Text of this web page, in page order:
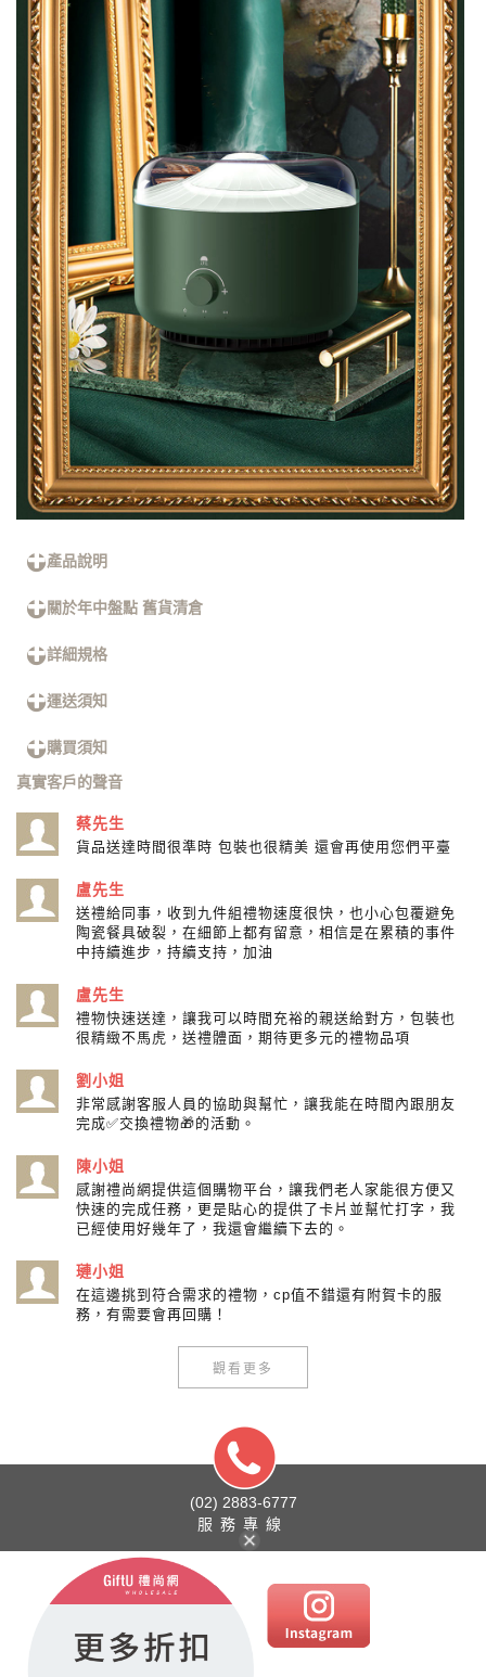
產品說明
關於年中盤點 舊貨清倉
詳細規格
運送須知
購買須知
真實客戶的聲音
蔡先生
貨品送達時間很準時 包裝也很精美 還會再使用您們平臺
盧先生
送禮給同事，收到九件組禮物速度很快，也小心包覆避免
陶瓷餐具破裂，在細節上都有留意，相信是在累積的事件
中持續進步，持續支持，加油
盧先生
禮物快速送達，讓我可以時間充裕的親送給對方，包裝也
很精緻不馬虎，送禮體面，期待更多元的禮物品項
劉小姐
非常感謝客服人員的協助與幫忙，讓我能在時間內跟朋友
完成✅交換禮物🎁的活動。
陳小姐
感謝禮尚網提供這個購物平台，讓我們老人家能很方便又
快速的完成任務，更是貼心的提供了卡片並幫忙打字，我
已經使用好幾年了，我還會繼續下去的。
璉小姐
在這邊挑到符合需求的禮物，cp值不錯還有附賀卡的服
務，有需要會再回購！
觀看更多
(02) 2883-6777
服務專線